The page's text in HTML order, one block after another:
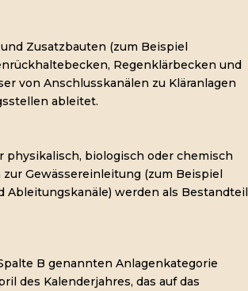
Zusatzbauten (zum Beispiel
Regenklärbecken und
von Anschlusskanälen zu Kläranlagen
ableitet.
physikalisch, biologisch oder chemisch
Gewässereinleitung (zum Beispiel
Ableitungskanäle) werden als Bestandteil
B genannten Anlagenkategorie
des Kalenderjahres, das auf das